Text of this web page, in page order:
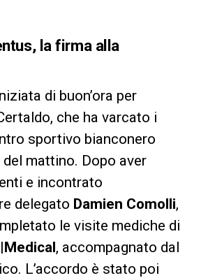
la firma alla
di buon’ora per
che ha varcato i
sportivo bianconero
mattino. Dopo aver
e incontrato
delegato Damien Comolli,
le visite mediche di
, accompagnato dal
L’accordo è stato poi